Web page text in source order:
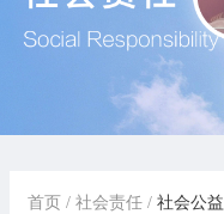
首页 / 社会责任/ 社会公益